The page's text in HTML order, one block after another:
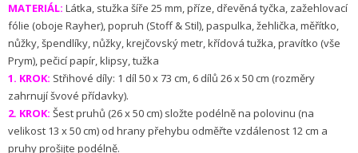
MATERIÁL: Látka, stužka šíře 25 mm, příze, dřevěná tyčka, zažehlovací
fólie (oboje Rayher), popruh (Stoff & Stil), paspulka, žehlička, měřítko,
nůžky, špendlíky, nůžky, krejčovský metr, křídová tužka, pravítko (vše
Prym), pečicí papír, klipsy, tužka
1. KROK: Střihové díly: 1 díl 50 x 73 cm, 6 dílů 26 x 50 cm (rozměry
zahrnují švové přídavky).
2. KROK: Šest pruhů (26 x 50 cm) složte podélně na polovinu (na
velikost 13 x 50 cm) od hrany přehybu odměřte vzdálenost 12 cm a
pruhy prošijte podélně.